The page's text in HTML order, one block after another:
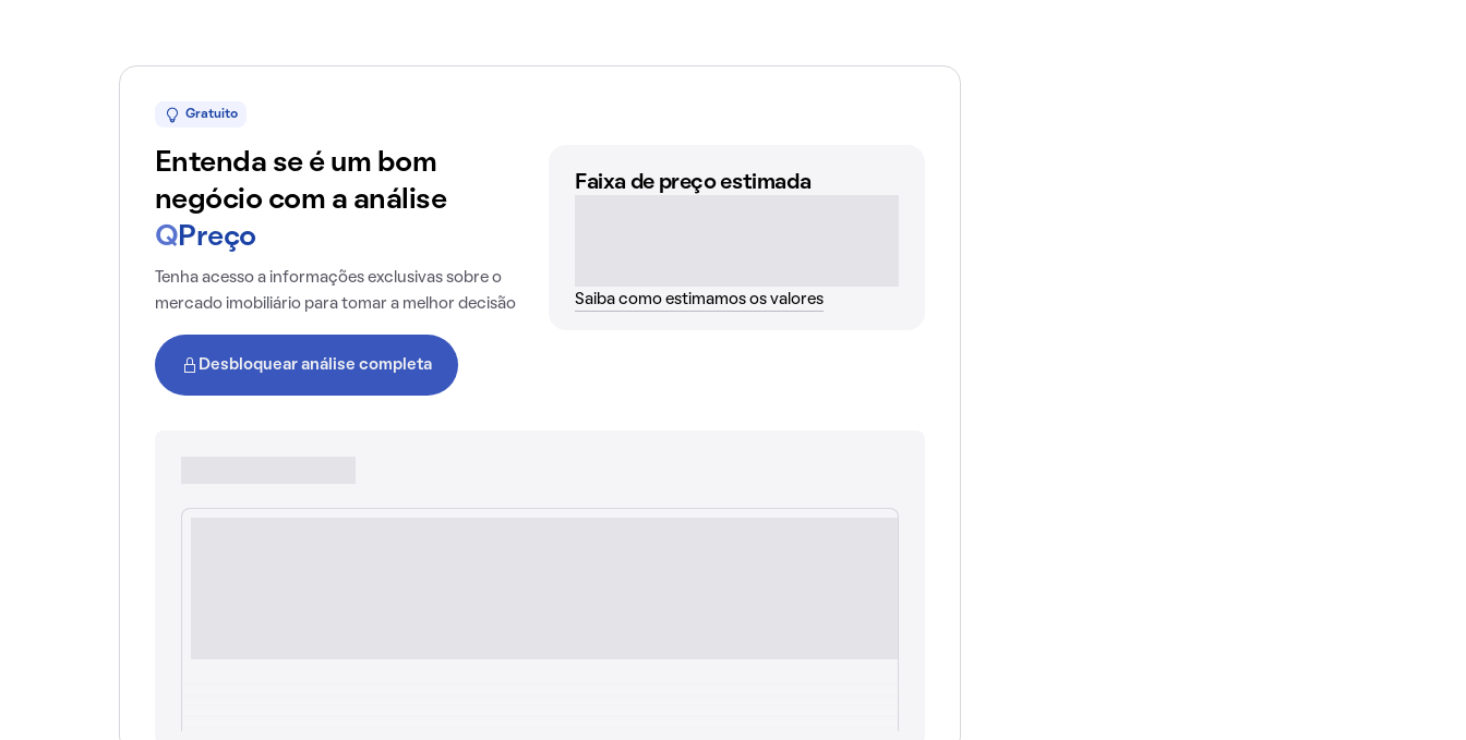
Gratuito
Entenda se é um bom
negócio com a análise
Q Preço
Tenha acesso a informações exclusivas sobre o
mercado imobiliário para tomar a melhor decisão
Desbloquear análise completa
Faixa de preço estimada
Saiba como estimamos os valores